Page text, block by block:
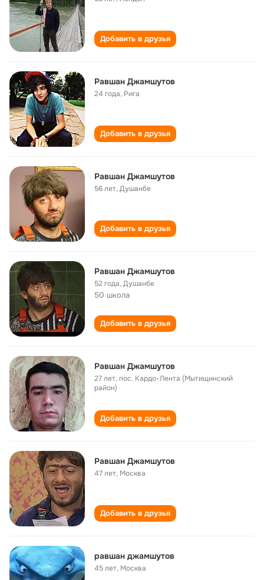
Добавить в друзья
Равшан Джамшутов
24 года, Рига
Добавить в друзья
Равшан Джамшутов
56 лет,Душанбе
Добавить в друзья
Равшан Джамшутов
52 года,Душанбе
50 школа
Добавить в друзья
Равшан Джамшутов
27 лет,пос. Кардо-Лента (Мытищинский
район)
Добавить в друзья
Равшан Джамшутов
47 лет, Москва
Добавить в друзья
равшан джамшутов
45 лет, Москва